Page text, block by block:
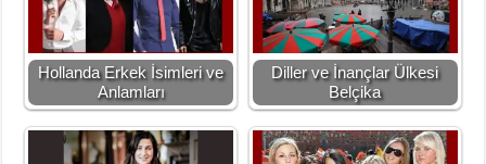
Hollanda Erkek İsimleri ve
Anlamları
Diller ve İnançlar Ülkesi
Belçika